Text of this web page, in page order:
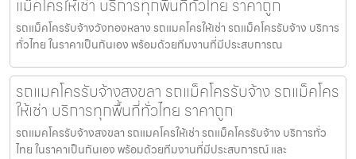
แม็คโครให้เช่า บริการทุกพื้นที่ทั่วไทย ราคาถูก
รถแม็คโครรับจ้างวังทองหลาง รถแมคโครให้เช่า รถแม็คโครรับจ้าง บริการ
ทั่วไทย ในราคาเป็นกันเอง พร้อมด้วยทีมงานที่มีประสบการณ
รถแมคโครรับจ้างสงขลา รถแม็คโครรับจ้าง รถแม็คโคร
ให้เช่า บริการทุกพื้นที่ทั่วไทย ราคาถูก
รถแมคโครรับจ้างสงขลา รถแมคโครให้เช่า รถแม็คโครรับจ้าง บริการทั่ว
ไทย ในราคาเป็นกันเอง พร้อมด้วยทีมงานที่มีประสบการณ์ และ